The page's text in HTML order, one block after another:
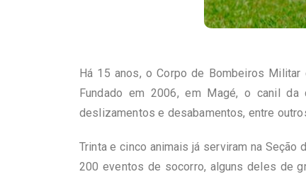
Há 15 anos, o Corpo de Bombeiros
Fundado em 2006, em Magé, o canil
deslizamentos e desabamentos, entre
Trinta e cinco animais já serviram na Seção
200 eventos de socorro, alguns deles de